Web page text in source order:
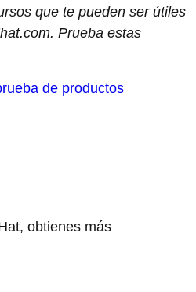
que te pueden ser útiles
Prueba estas
de productos
obtienes más